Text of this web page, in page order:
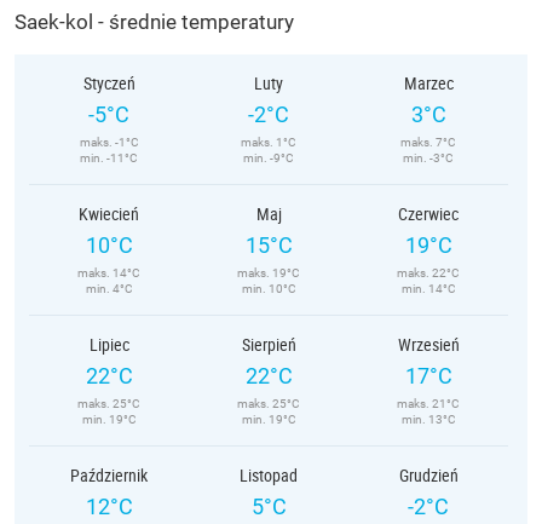
Saek-kol - średnie temperatury
Styczeń
-5°C
maks. -1°C
min. -11°C
Luty
-2°C
maks. 1°C
min. -9°C
Marzec
3°C
maks. 7°C
min. -3°C
Kwiecień
10°C
maks. 14°C
min. 4°C
Maj
15°C
maks. 19°C
min. 10°C
Czerwiec
19°C
maks. 22°C
min. 14°C
Lipiec
22°C
maks. 25°C
min. 19°C
Sierpień
22°C
maks. 25°C
min. 19°C
Wrzesień
17°C
maks. 21°C
min. 13°C
Październik
12°C
Listopad
5°C
Grudzień
-2°C